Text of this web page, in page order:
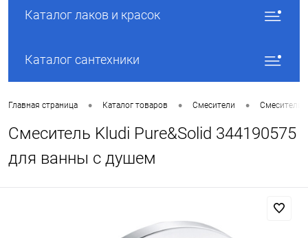
Каталог лаков и красок
Каталог сантехники
Главная страница • Каталог товаров • Смесители • Смесители
Смеситель Kludi Pure&Solid 344190575
для ванны с душем